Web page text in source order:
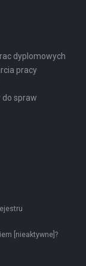
dyplomowych
pracy
do spraw
[nieaktywne]?